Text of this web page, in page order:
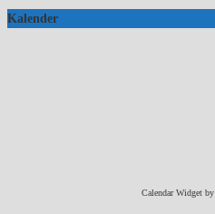
Kalender
Calendar Widget by